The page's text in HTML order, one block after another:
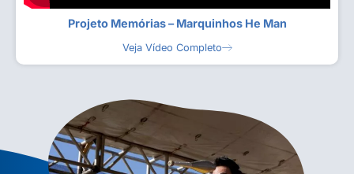
Projeto Memórias – Marquinhos He Man
Veja Vídeo Completo